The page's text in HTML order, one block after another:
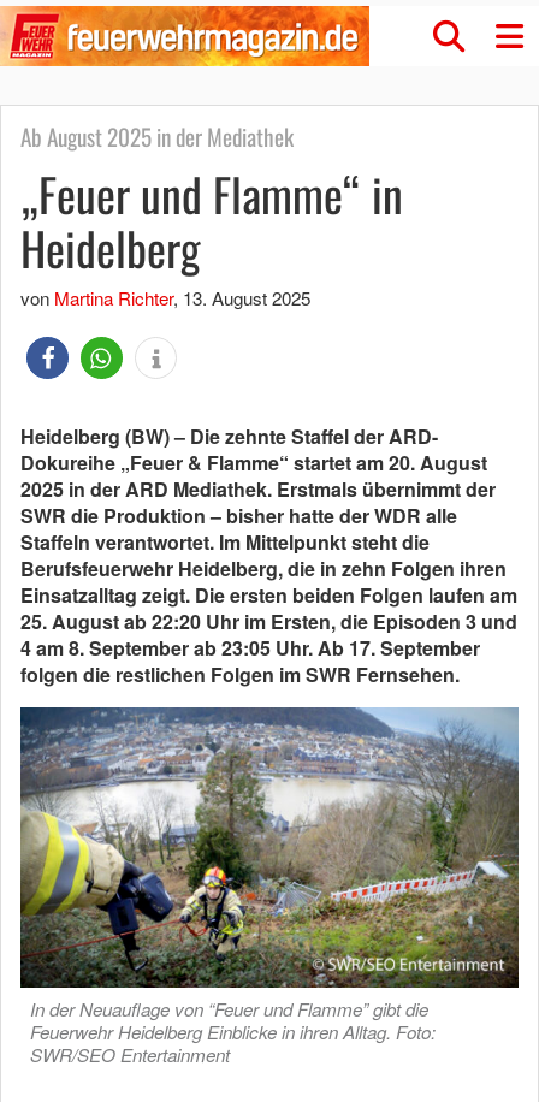
Ab August 2025 in der Mediathek
„Feuer und Flamme“ in
Heidelberg
von Martina Richter, 13. August 2025
Heidelberg (BW) – Die zehnte Staffel der ARD-
Dokureihe „Feuer & Flamme“ startet am 20. August
2025 in der ARD Mediathek. Erstmals übernimmt der
SWR die Produktion – bisher hatte der WDR alle
Staffeln verantwortet. Im Mittelpunkt steht die
Berufsfeuerwehr Heidelberg, die in zehn Folgen ihren
Einsatzalltag zeigt. Die ersten beiden Folgen laufen am
25. August ab 22:20 Uhr im Ersten, die Episoden 3 und
4 am 8. September ab 23:05 Uhr. Ab 17. September
folgen die restlichen Folgen im SWR Fernsehen.
In der Neuauflage von “Feuer und Flamme” gibt die
Feuerwehr Heidelberg Einblicke in ihren Alltag. Foto:
SWR/SEO Entertainment